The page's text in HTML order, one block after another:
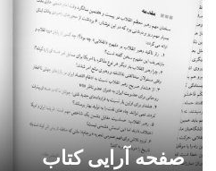
صفحه آرایی کتاب